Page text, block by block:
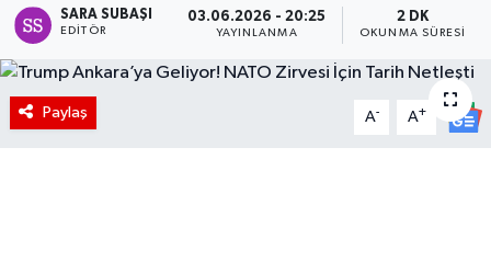
SARA SUBAŞI
EDITÖR
03.06.2026 - 20:25
YAYINLANMA
2 DK
OKUNMA SÜRESI
Paylaş A- A+